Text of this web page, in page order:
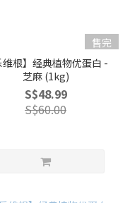
售完
维根】经典植物优蛋白 -
芝麻 (1kg)
S$48.99
S$60.00